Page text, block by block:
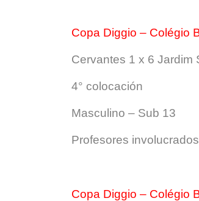
Copa Diggio – Colégio
Cervantes 1 x 6 Jardim
4° colocación
Masculino – Sub 13
Profesores
Copa Diggio – Colégio